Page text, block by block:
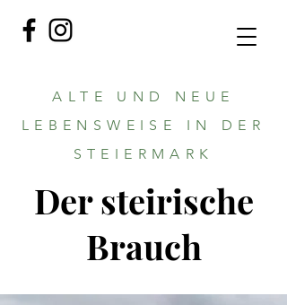
ALTE UND NEUE
LEBENSWEISE IN DER
STEIERMARK
Der steirische
Brauch